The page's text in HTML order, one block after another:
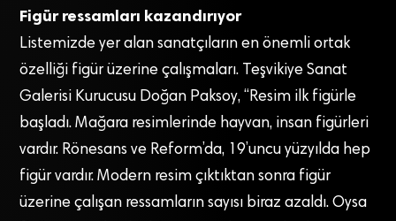
Figür ressamları kazandırıyor
Listemizde yer alan sanatçıların en önemli ortak
özelliği figür üzerine çalışmaları. Teşvikiye Sanat
Galerisi Kurucusu Doğan Paksoy, “Resim ilk figürle
başladı. Mağara resimlerinde hayvan, insan figürleri
vardır. Rönesans ve Reform’da, 19’uncu yüzyılda hep
figür vardır. Modern resim çıktıktan sonra figür
üzerine çalışan ressamların sayısı biraz azaldı. Oysa